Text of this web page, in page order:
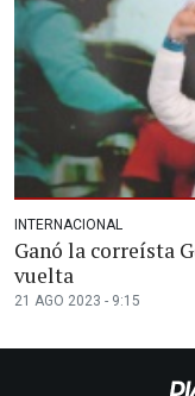
INTERNACIONAL
Ganó la correísta
vuelta
21 AGO 2023 - 9:15